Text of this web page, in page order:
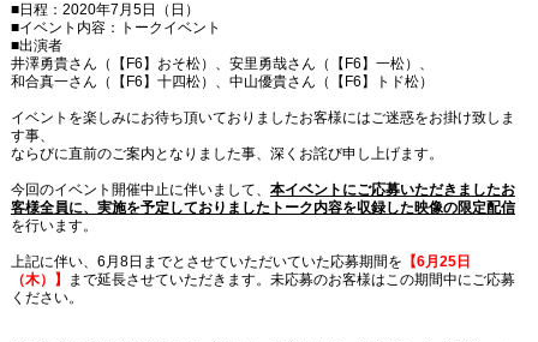
■日程：2020年7月5日（日）
■イベント内容：トークイベント
■出演者
井澤勇貴さん（【F6】おそ松）、安里勇哉さん（【F6】一松）、
和合真一さん（【F6】十四松）、中山優貴さん（【F6】トド松）
イベントを楽しみにお待ち頂いておりましたお客様にはご迷惑をお掛け致しま
す事、
ならびに直前のご案内となりました事、深くお詫び申し上げます。
今回のイベント開催中止に伴いまして、 本イベントにご応募いただきましたお
客様全員に、実施を予定しておりましたトーク内容を収録した映像の限定配信
を行います。
上記に伴い、6月8日までとさせていただいていた応募期間を 【6月25日
（木）】
まで延長させていただきます。未応募のお客様はこの期間中にご応募
ください。
Twitter